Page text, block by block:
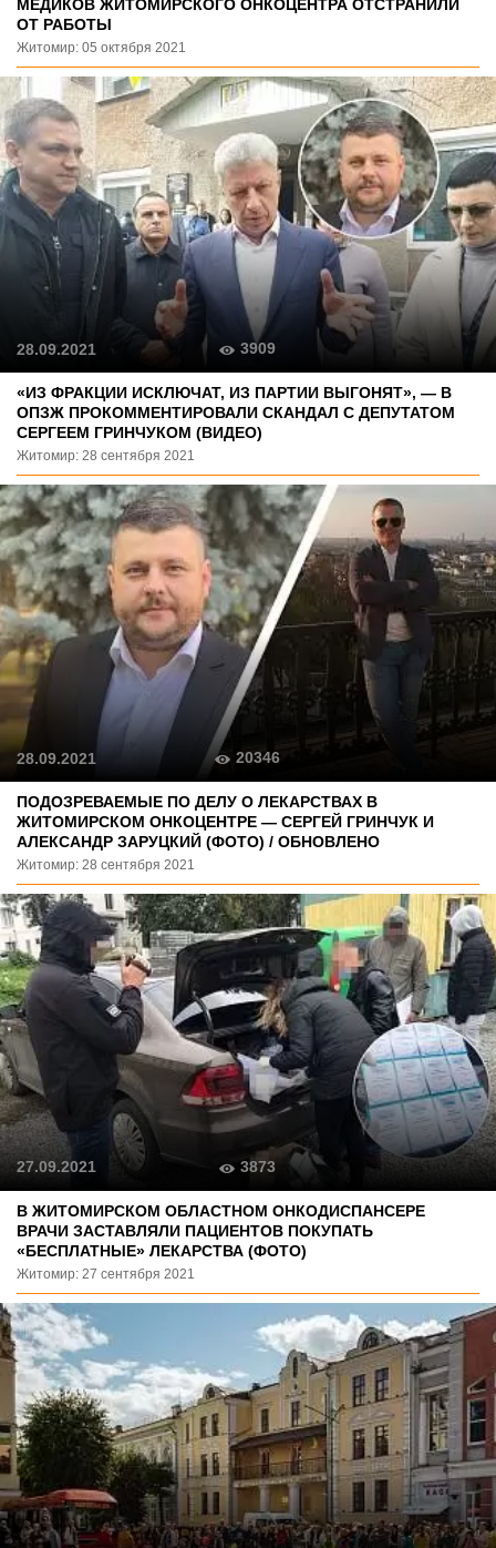
МЕДИКОВ ЖИТОМИРСКОГО ОНКОЦЕНТРА ОТСТРАНИЛИ
ОТ РАБОТЫ
Житомир: 05 октября 2021
«ИЗ ФРАКЦИИ ИСКЛЮЧАТ, ИЗ ПАРТИИ ВЫГОНЯТ», — В
ОПЗЖ ПРОКОММЕНТИРОВАЛИ СКАНДАЛ С ДЕПУТАТОМ
СЕРГЕЕМ ГРИНЧУКОМ (ВИДЕО)
Житомир: 28 сентября 2021
28.09.2021 3909
ПОДОЗРЕВАЕМЫЕ ПО ДЕЛУ О ЛЕКАРСТВАХ В
ЖИТОМИРСКОМ ОНКОЦЕНТРЕ — СЕРГЕЙ ГРИНЧУК И
АЛЕКСАНДР ЗАРУЦКИЙ (ФОТО) / ОБНОВЛЕНО
Житомир: 28 сентября 2021
28.09.2021 20346
В ЖИТОМИРСКОМ ОБЛАСТНОМ ОНКОДИСПАНСЕРЕ
ВРАЧИ ЗАСТАВЛЯЛИ ПАЦИЕНТОВ ПОКУПАТЬ
«БЕСПЛАТНЫЕ» ЛЕКАРСТВА (ФОТО)
Житомир: 27 сентября 2021
27.09.2021 3873